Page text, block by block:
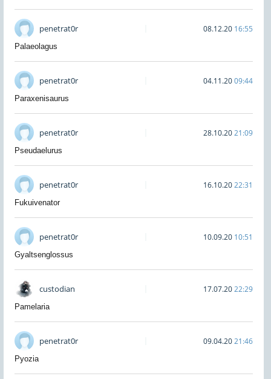
penetrat0r 08.12.20 16:55
Palaeolagus
penetrat0r 04.11.2009:44
Paraxenisaurus
penetrat0r 28.10.2021:09
Pseudaelurus
penetrat0r 16.10.2022:31
Fukuivenator
penetrat0r 10.09.20 10:51
Gyaltsenglossus
custodian 17.07.2022:29
Pamelaria
penetrat0r 09.04.2021:46
Pyozia